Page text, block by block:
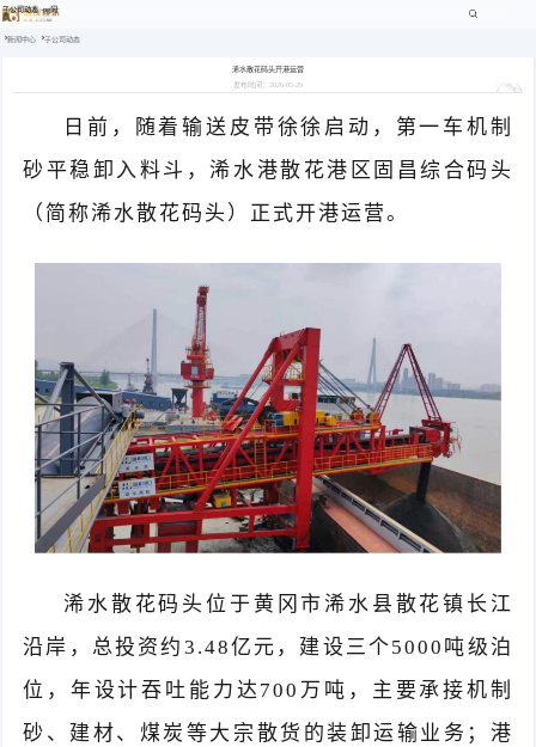
子公司动态 -pg问
鼎
新闻中心 子公司动态
浠水散花码头开港运营
发布时间：2026-05-29
日前 ，
随着输送皮带徐徐启动，第一车机制
砂平稳卸入料斗， 浠水港散花港区固昌综合码头
（ 简称浠水散花码头 ） 正式开港运营。
浠水散花码头位于 黄冈市 浠水县散花镇长江
沿岸，总投资约 3.48亿元 ， 建 设三个5000吨级泊
位 ， 年设计吞吐能力达 700万吨，主要承接机制
砂、建材、煤炭等大宗散货的装卸运输业务 ； 港